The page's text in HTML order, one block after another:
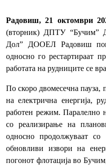
Радовиш, 21 октомври
(вторник) ДПТУ
Дол” ДООЕЛ Радовиш
односно го рестартираат
работата на рудниците се
По скоро двомесечна пауза,
на електрична енергија,
работен режим. Паралелно
со реализирање на
односно продолжуваат со
обновливи извори на
погонот флотација во